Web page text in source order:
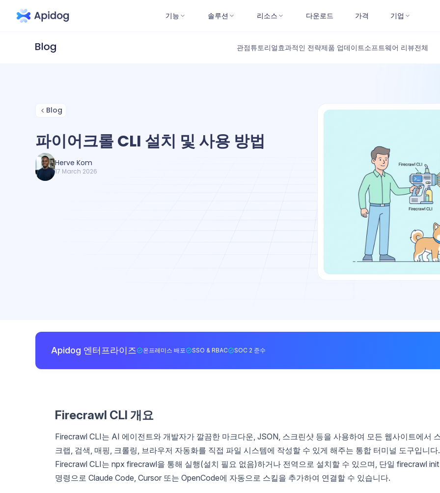
기능 솔루션 리소스 다운로드 가격 기업
관점튜토리얼효과적인 전략제품 업데이트소프트웨어 리뷰전체
Blog
파이어크롤 CLI 설치 및 사용 방법
Herve Kom
17 March 2026
Apidog 엔터프라이즈 온프레미스 배포 SSO & RBAC SOC 2 준수
Firecrawl CLI 개요
Firecrawl CLI는 AI 에이전트와 개발자가 깔끔한 마크다운, JSON, 스크린샷 등을 사용하여 모든 웹사이트에서
크랩, 검색, 매핑, 크롤링, 브라우저 자동화를 직접 파일 시스템에 작성할 수 있게 해주는 통합 터미널 도구입니다.
Firecrawl CLI는 npx firecrawl을 통해 실행(설치 필요 없음)하거나 전역으로 설치할 수 있으며, 단일 firecrawl init
명령으로 Claude Code, Cursor 또는 OpenCode에 자동으로 스킬을 추가하여 연결할 수 있습니다.